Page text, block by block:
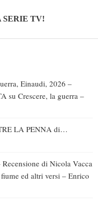
SERIE TV!
Einaudi, 2026 –
su Crescere, la guerra –
LA PENNA di…
di Nicola Vacca
ed altri versi – Enrico